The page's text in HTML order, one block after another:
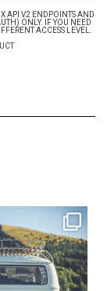
X API V2 ENDPOINTS AND
ONLY. IF YOU NEED
ACCESS LEVEL.